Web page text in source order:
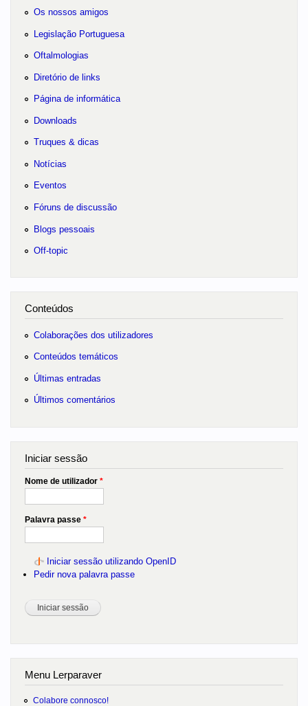
Os nossos amigos
Legislação Portuguesa
Oftalmologias
Diretório de links
Página de informática
Downloads
Truques & dicas
Notícias
Eventos
Fóruns de discussão
Blogs pessoais
Off-topic
Conteúdos
Colaborações dos utilizadores
Conteúdos temáticos
Últimas entradas
Últimos comentários
Iniciar sessão
Nome de utilizador *
Palavra passe *
Iniciar sessão utilizando OpenID
Pedir nova palavra passe
Menu Lerparaver
Colabore connosco!